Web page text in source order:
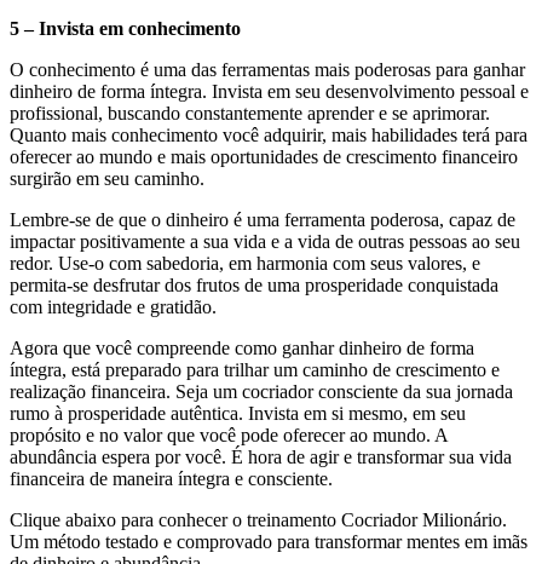
5 – Invista em conhecimento
O conhecimento é uma das ferramentas mais poderosas para ganhar
dinheiro de forma íntegra. Invista em seu desenvolvimento pessoal e
profissional, buscando constantemente aprender e se aprimorar.
Quanto mais conhecimento você adquirir, mais habilidades terá para
oferecer ao mundo e mais oportunidades de crescimento financeiro
surgirão em seu caminho.
Lembre-se de que o dinheiro é uma ferramenta poderosa, capaz de
impactar positivamente a sua vida e a vida de outras pessoas ao seu
redor. Use-o com sabedoria, em harmonia com seus valores, e
permita-se desfrutar dos frutos de uma prosperidade conquistada
com integridade e gratidão.
Agora que você compreende como ganhar dinheiro de forma
íntegra, está preparado para trilhar um caminho de crescimento e
realização financeira. Seja um cocriador consciente da sua jornada
rumo à prosperidade autêntica. Invista em si mesmo, em seu
propósito e no valor que você pode oferecer ao mundo. A
abundância espera por você. É hora de agir e transformar sua vida
financeira de maneira íntegra e consciente.
Clique abaixo para conhecer o treinamento Cocriador Milionário.
Um método testado e comprovado para transformar mentes em imãs